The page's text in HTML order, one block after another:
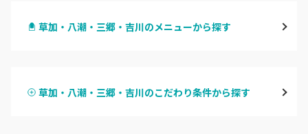
草加・八潮・三郷・吉川のメニューから探す
ハンドスカルプ
草加・八潮・三郷・吉川のこだわり条件から探す